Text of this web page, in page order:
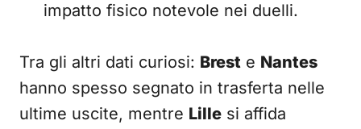
impatto fisico notevole nei duelli.
Tra gli altri dati curiosi: Brest e Nantes
hanno spesso segnato in trasferta nelle
ultime uscite, mentre Lille si affida